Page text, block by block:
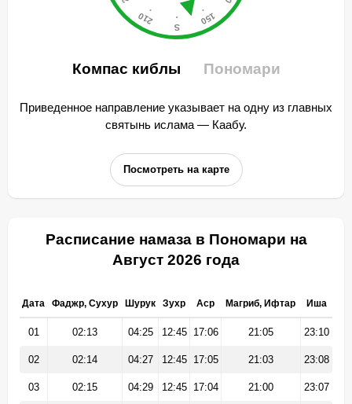
Компас киблы Пономари
Приведенное направление указывает на одну из главных
святынь ислама — Каабу.
Посмотреть на карте
Расписание намаза в Пономари на
Август 2026 года
Дата Фаджр, Сухур Шурук Зухр Аср Магриб, Ифтар Иша
01 02:13 04:25 12:45 17:06 21:05 23:10
02 02:14 04:27 12:45 17:05 21:03 23:08
03 02:15 04:29 12:45 17:04 21:00 23:07